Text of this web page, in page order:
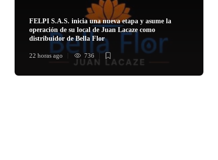
FELPI S.A.S. inicia una nueva etapa y asume la
operación de su local de Juan Lacaze como
distribuidor de Bella Flor
22 horas ago 736